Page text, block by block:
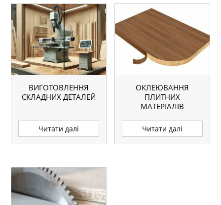
ВИГОТОВЛЕННЯ
СКЛАДНИХ ДЕТАЛЕЙ
Читати далі
ОКЛЕЮВАННЯ
ПЛИТНИХ
МАТЕРІАЛІВ
Читати далі